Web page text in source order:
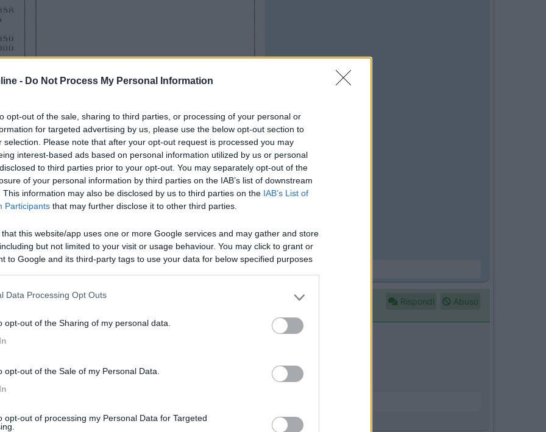
- Do Not Process My Personal Information
opt-out of the sale, sharing to third parties, or processing of your personal or
for targeted advertising by us, please use the below opt-out section to
selection. Please note that after your opt-out request is processed you may
interest-based ads based on personal information utilized by us or personal
to third parties prior to your opt-out. You may separately opt-out of the
of your personal information by third parties on the IAB’s list of downstream
This information may also be disclosed by us to third parties on the IAB’s List of
Participants that may further disclose it to other third parties.
that this website/app uses one or more Google services and may gather and store
but not limited to your visit or usage behaviour. You may click to grant or
to Google and its third-party tags to use your data for below specified purposes
Data Processing Opt Outs
opt-out of the Sharing of my personal data.
opt-out of the Sale of my Personal Data.
opt-out of processing my Personal Data for Targeted
Rispondi Abuso
quando non si usa, mentre il portamoto darebbe fastidio o andrebbe smontato.
vedo non molto stabile.